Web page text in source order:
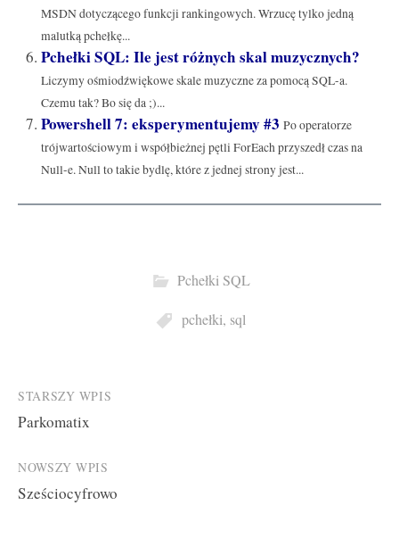
MSDN dotyczącego funkcji rankingowych. Wrzucę tylko jedną
malutką pchełkę...
Pchełki SQL: Ile jest różnych skal muzycznych?
Liczymy ośmiodźwiękowe skale muzyczne za pomocą SQL-a.
Czemu tak? Bo się da ;)...
Powershell 7: eksperymentujemy #3 Po operatorze
trójwartościowym i współbieżnej pętli ForEach przyszedł czas na
Null-e. Null to takie bydlę, które z jednej strony jest...
Pchełki SQL
pchełki, sql
Post
navigation
STARSZY WPIS
Parkomatix
NOWSZY WPIS
Sześciocyfrowo